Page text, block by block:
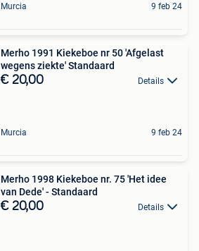
Murcia 9 feb 24
Merho 1991 Kiekeboe nr 50 'Afgelast
wegens ziekte' Standaard
€ 20,00 Details
Murcia 9 feb 24
Merho 1998 Kiekeboe nr. 75 'Het idee
van Dede' - Standaard
€ 20,00 Details